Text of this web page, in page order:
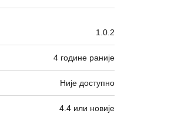
1.0.2
4 године раније
Није доступно
4.4 или новије